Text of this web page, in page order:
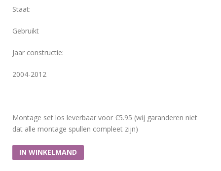
v
o
r
4
Staat:
Gebruikt
Jaar constructie:
2004-2012
Montage set los leverbaar voor €5.95 (wij garanderen niet
dat alle montage spullen compleet zijn)
IN WINKELMAND